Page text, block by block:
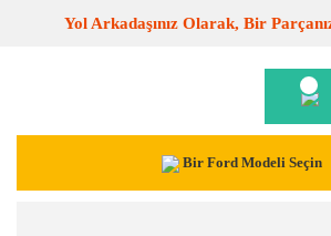
Yol Arkadaşınız Olarak, Bir
Bir Ford Modeli Seçin